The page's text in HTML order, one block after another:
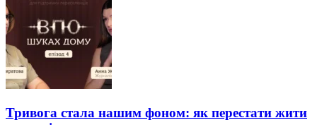
Тривога стала нашим фоном: як перестати жити